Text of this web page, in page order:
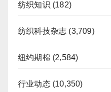
纺织知识 (182)
纺织科技杂志 (3,709)
纽约期棉 (2,584)
行业动态(10,350)